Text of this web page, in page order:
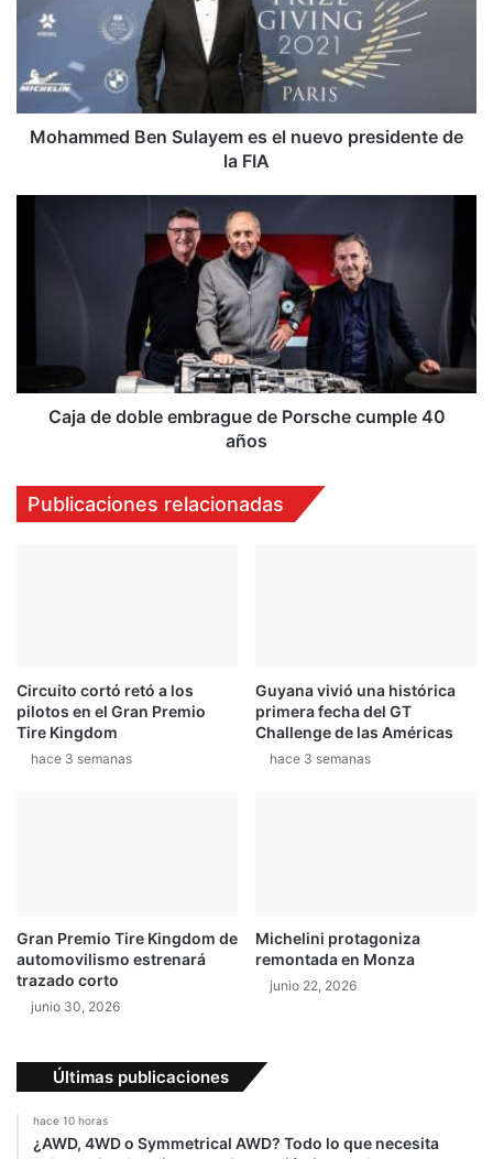
nuevo
presidente
de
la
FIAMohammed Ben Sulayem es el nuevo presidente de
la FIA
años
Caja de doble embrague de Porsche cumple 40
años
Publicaciones relacionadas
Circuito cortó retó a los
pilotos en el Gran Premio
Tire Kingdom
hace 3 semanas
Guyana vivió una histórica
primera fecha del GT
Challenge de las Américas
hace 3 semanas
Gran Premio Tire Kingdom de
automovilismo estrenará
trazado corto
junio 30, 2026
Michelini protagoniza
remontada en Monza
junio 22, 2026
Últimas publicaciones
hace 10 horas
¿AWD, 4WD o Symmetrical AWD? Todo lo que necesita